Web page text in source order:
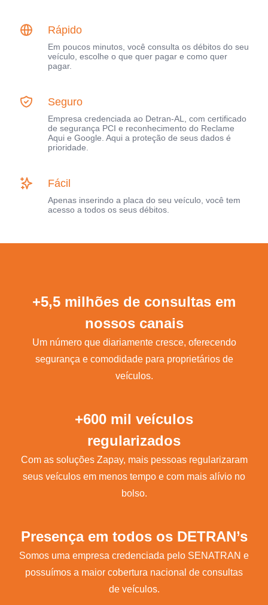
Rápido
Em poucos minutos, você consulta os débitos do seu
veículo, escolhe o que quer pagar e como quer
pagar.
Seguro
Empresa credenciada ao Detran-AL, com certificado
de segurança PCI e reconhecimento do Reclame
Aqui e Google. Aqui a proteção de seus dados é
prioridade.
Fácil
Apenas inserindo a placa do seu veículo, você tem
acesso a todos os seus débitos.
+5,5 milhões de consultas em
nossos canais
Um número que diariamente cresce, oferecendo
segurança e comodidade para proprietários de
veículos.
+600 mil veículos
regularizados
Com as soluções Zapay, mais pessoas regularizaram
seus veículos em menos tempo e com mais alívio no
bolso.
Presença em todos os DETRAN’s
Somos uma empresa credenciada pelo SENATRAN e
possuímos a maior cobertura nacional de consultas
de veículos.